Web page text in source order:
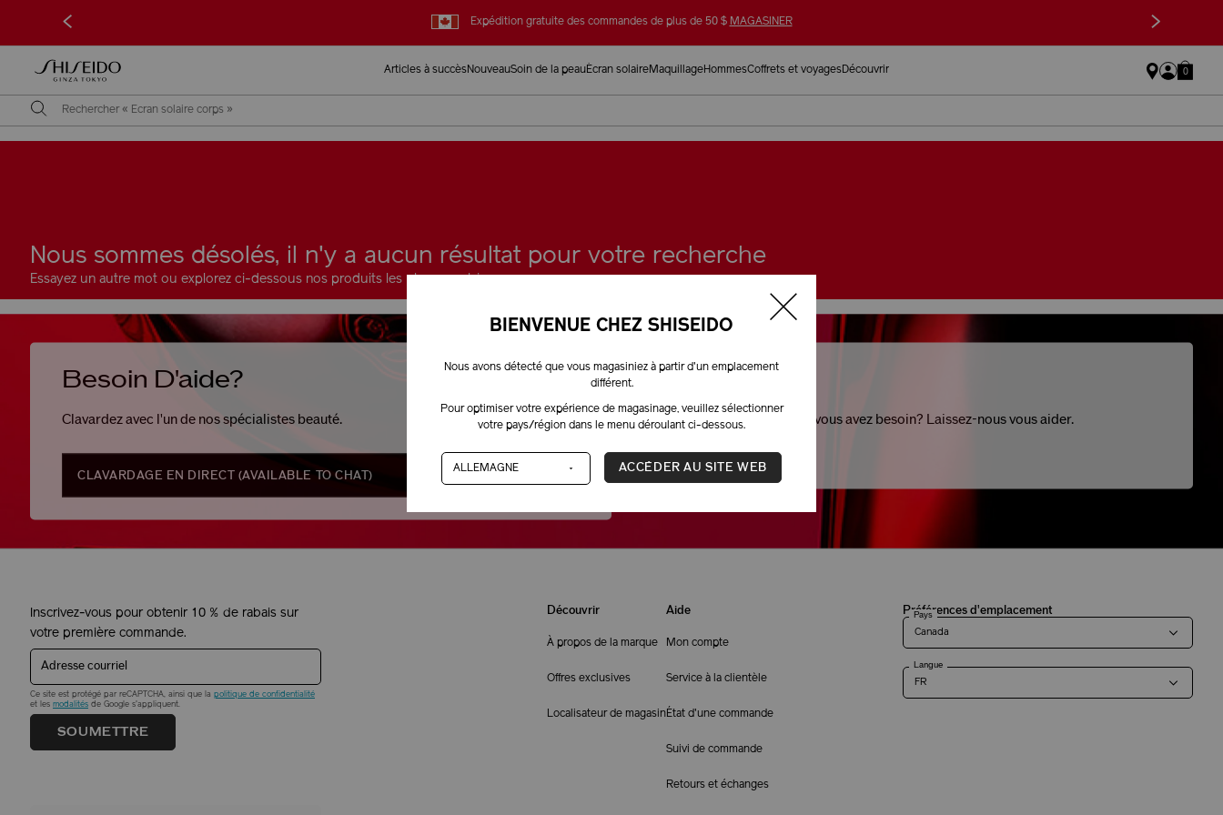
Expédition gratuite des commandes de plus de 50 $ MAGASINER
< >
Articles à succèsNouveauSoin de la peau Écran solaireMaquillageHommesCoffrets et voyagesDécouvrir 0
Nous sommes désolés, il n'y a aucun résultat pour votre recherche
Essayez un autre mot ou explorez ci-dessous nos produits les plus populaires
Besoin D'aide?
Clavardez avec l'un de nos spécialistes beauté.
CLAVARDAGE EN DIRECT (AVAILABLE TO CHAT)
Parlez-Nous
Vous ne trouvez pas ce dont vous avez besoin? Laissez-nous vous aider.
1-866-877-6088
Inscrivez-vous pour obtenir 10 % de rabais sur
votre première commande.
Adresse courriel
Ce site est protégé par reCAPTCHA, ainsi que la politique de confidentialité
et les modalités de Google s'appliquent.
SOUMETTRE
Découvrir
À propos de la marque
Offres exclusives
Localisateur de magasin
Aide
Mon compte
Service à la clientèle
État d'une commande
Suivi de commande
Retours et échanges
Préférences d'emplacement
Pays
Langue
BIENVENUE CHEZ SHISEIDO
Nous avons détecté que vous magasiniez à partir d'un emplacement
différent.
Pour optimiser votre expérience de magasinage, veuillez sélectionner
votre pays/région dans le menu déroulant ci-dessous.
ACCÉDER AU SITE WEB